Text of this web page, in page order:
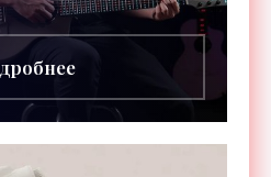
RGB-подсветка
Светодиоды